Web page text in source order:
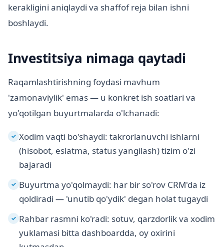
kerakligini aniqlaydi va shaffof reja bilan ishni
boshlaydi.
Investitsiya nimaga qaytadi
Raqamlashtirishning foydasi mavhum
'zamonaviylik' emas — u konkret ish soatlari va
yo'qotilgan buyurtmalarda o'lchanadi:
✓ Xodim vaqti bo'shaydi: takrorlanuvchi ishlarni
(hisobot, eslatma, status yangilash) tizim o'zi
bajaradi
✓ Buyurtma yo'qolmaydi: har bir so'rov CRM'da iz
qoldiradi — 'unutib qo'ydik' degan holat tugaydi
✓ Rahbar rasmni ko'radi: sotuv, qarzdorlik va xodim
yuklamasi bitta dashboardda, oy oxirini